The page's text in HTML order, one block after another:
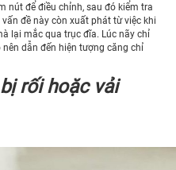
nút để điều chỉnh, sau đó kiểm tra
đề này còn xuất phát từ việc khi
lại mắc qua trục đĩa. Lúc nãy chỉ
dẫn đến hiện tượng căng chỉ
rối hoặc vải